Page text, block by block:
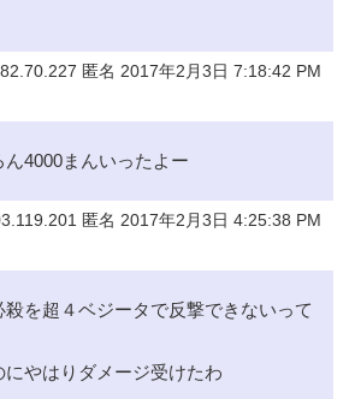
匿名 2017年2月3日 7:18:42 PM
4000まんいったよー
匿名 2017年2月3日 4:25:38 PM
を超４ベジータで反撃できないって
やはりダメージ受けたわ